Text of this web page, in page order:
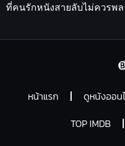
ที่คนรักหนังสายลับไม่ควรพ
หน้าแรก ดูหนังออน
TOP IMDB